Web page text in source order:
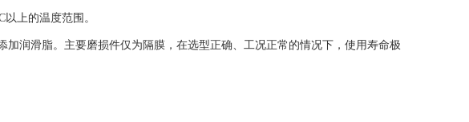
上的温度范围。
润滑脂。主要磨损件仅为隔膜，在选型正确、工况正常的情况下，使用寿命极